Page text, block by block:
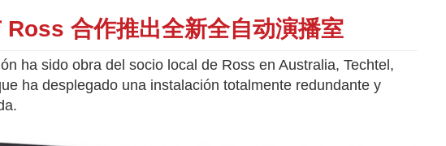
Ross 合作推出全新全自动演播室
ha sido obra del socio local de Ross en Australia, Techtel,
ha desplegado una instalación totalmente redundante y